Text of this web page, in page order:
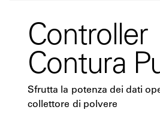
Controller
Contura
Sfrutta la potenza dei dati
collettore di polvere